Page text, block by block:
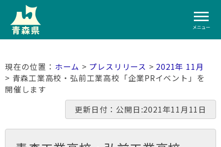
メニュー
ホーム > プレスリリース > 2021年 11月
> 青森工業高校・弘前工業高校「企業PRイベント」を
開催します
更新日付：公開日:2021年11月11日